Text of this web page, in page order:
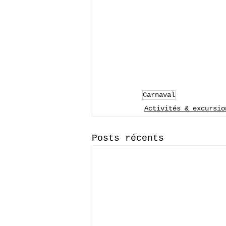
Carnaval
Activités &
Posts récents